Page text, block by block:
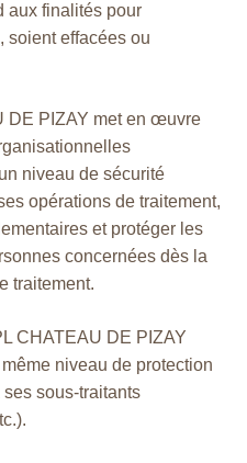
aux finalités pour
soient effacées ou
DE PIZAY met en œuvre
niveau de sécurité
opérations de traitement,
et protéger les
concernées dès la
traitement.
CHATEAU DE PIZAY
niveau de protection
sous-traitants